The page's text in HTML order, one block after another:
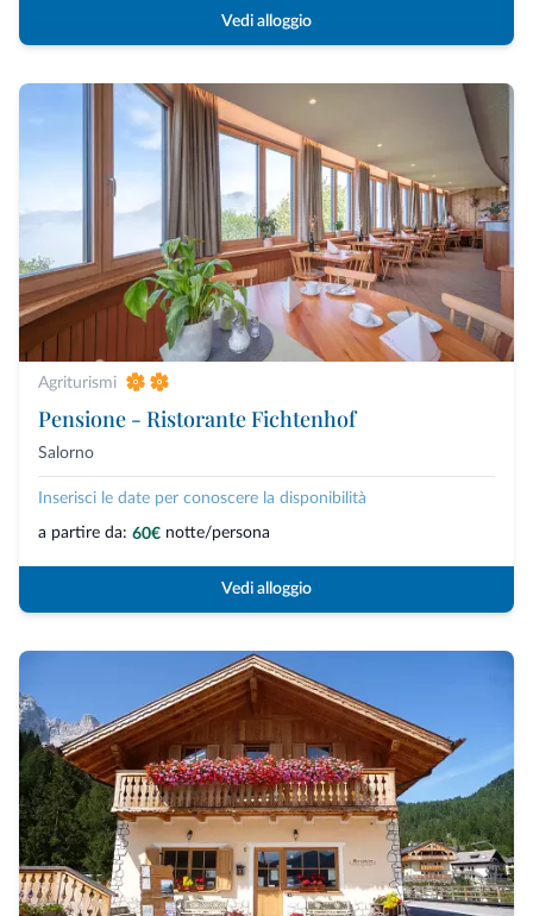
Vedi alloggio
Agriturismi
Pensione - Ristorante Fichtenhof
Salorno
Inserisci le date per conoscere la disponibilità
a partire da: 60€ notte/persona
Vedi alloggio